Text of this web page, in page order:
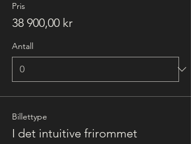
Pris
38 900,00 kr
Antall
Billettype
I det intuitive frirommet